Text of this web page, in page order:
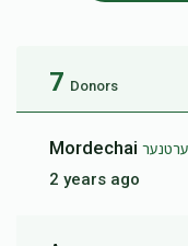
7 Donors
Mordechai
2 years ago